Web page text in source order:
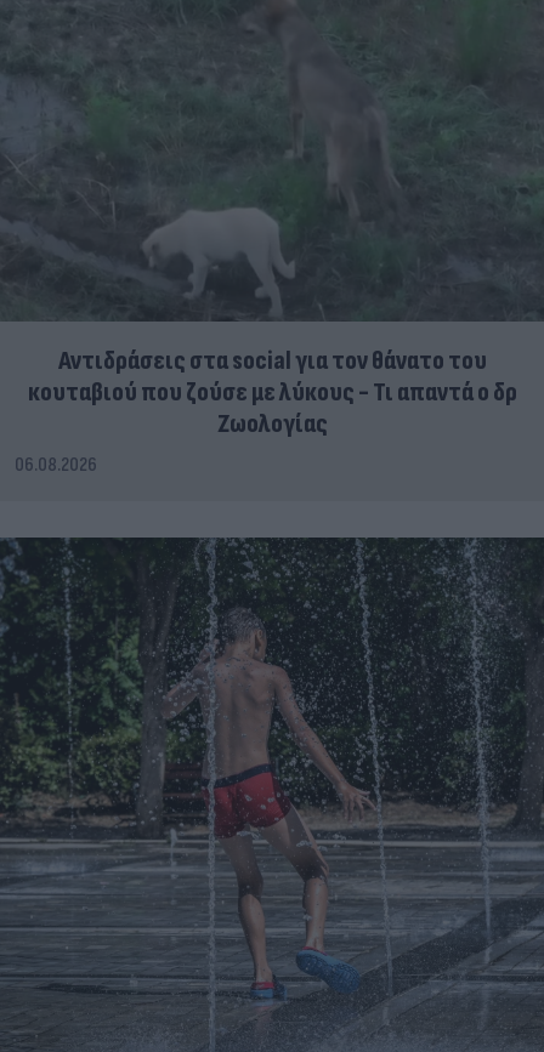
Αντιδράσεις στα social για τον θάνατο του
κουταβιού που ζούσε με λύκους - Τι απαντά ο δρ
Ζωολογίας
06.08.2026